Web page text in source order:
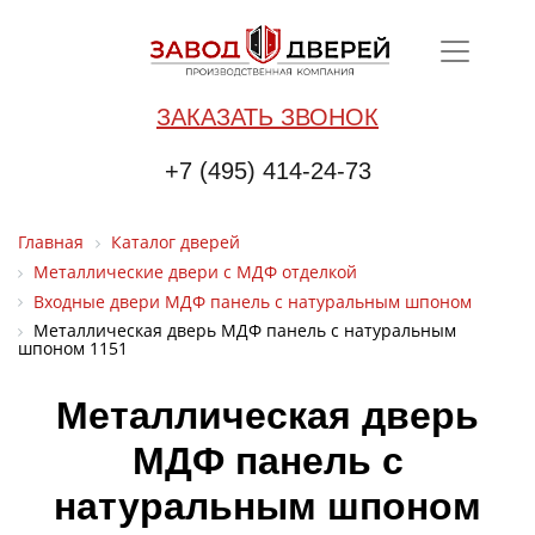
ЗАКАЗАТЬ ЗВОНОК
+7 (495) 414-24-73
Главная
Каталог дверей
Металлические двери с МДФ отделкой
Входные двери МДФ панель с натуральным шпоном
Металлическая дверь МДФ панель с натуральным
шпоном 1151
Металлическая дверь
МДФ панель с
натуральным шпоном